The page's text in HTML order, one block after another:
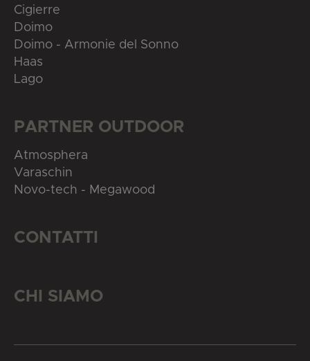
Cigierre
Doimo
Doimo - Armonie del Sonno
Haas
Lago
PARTNER OUTDOOR
Atmosphera
Varaschin
Novo-tech - Megawood
CONTATTI
CHI SIAMO